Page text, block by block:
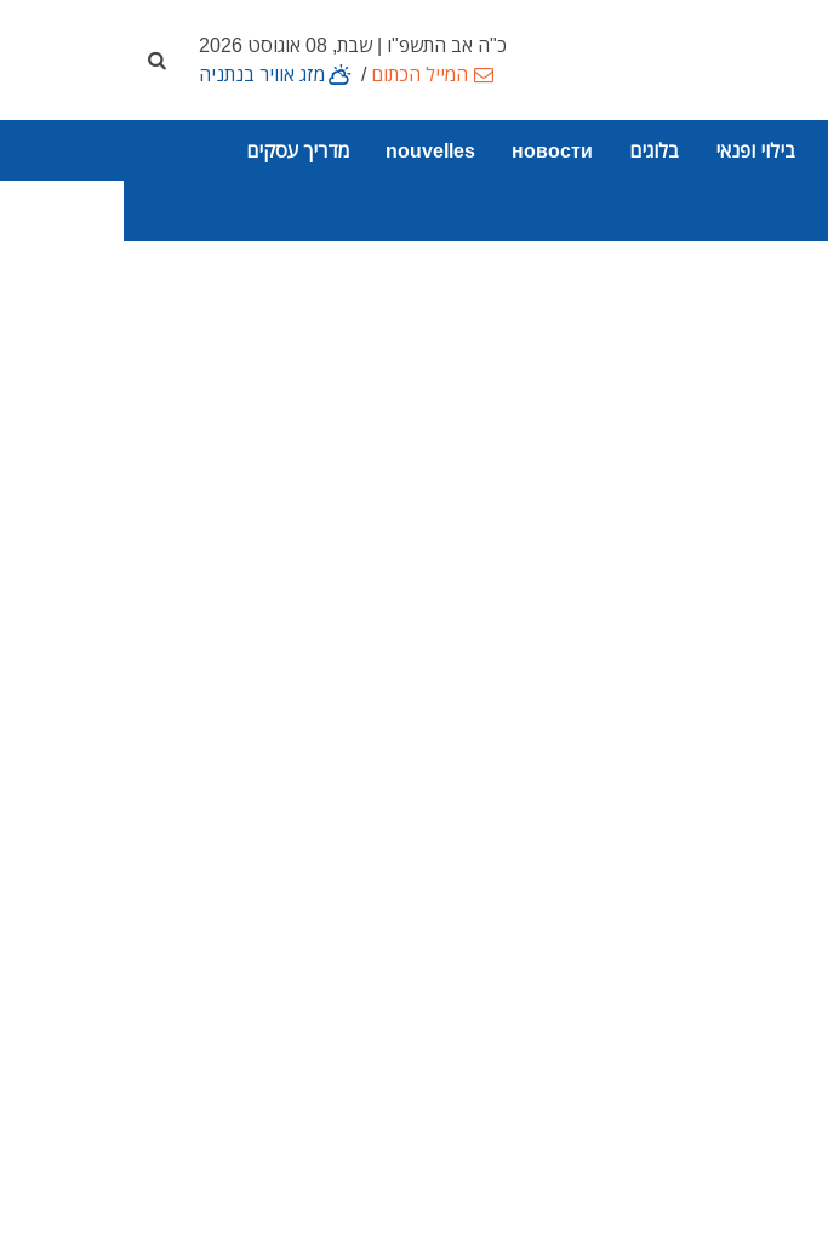
כ"ה אב התשפ"ו | שבת, 08 אוגוסט 2026
המייל הכתום/ מזג אוויר בנתניה
בילוי ופנאי בלוגים новости
nouvelles מדריך עסקים